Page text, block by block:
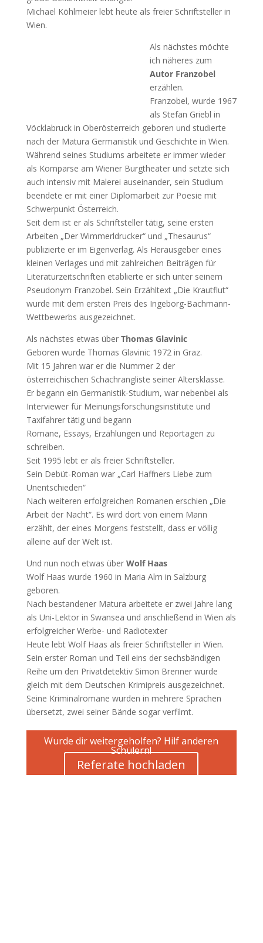
Michael Köhlmeier lebt heute als freier Schriftsteller in
Wien.
Als nächstes möchte
ich näheres zum
Autor Franzobel
erzählen.
Franzobel, wurde 1967
als Stefan Griebl in
Vöcklabruck in Oberösterreich geboren und studierte
nach der Matura Germanistik und Geschichte in Wien.
Während seines Studiums arbeitete er immer wieder
als Komparse am Wiener Burgtheater und setzte sich
auch intensiv mit Malerei auseinander, sein Studium
beendete er mit einer Diplomarbeit zur Poesie mit
Schwerpunkt Österreich.
Seit dem ist er als Schriftsteller tätig, seine ersten
Arbeiten „Der Wimmerldrucker“ und „Thesaurus“
publizierte er im Eigenverlag. Als Herausgeber eines
kleinen Verlages und mit zahlreichen Beiträgen für
Literaturzeitschriften etablierte er sich unter seinem
Pseudonym Franzobel. Sein Erzähltext „Die Krautflut“
wurde mit dem ersten Preis des Ingeborg-Bachmann-
Wettbewerbs ausgezeichnet.
Als nächstes etwas über Thomas Glavinic
Geboren wurde Thomas Glavinic 1972 in Graz.
Mit 15 Jahren war er die Nummer 2 der
österreichischen Schachrangliste seiner Altersklasse.
Er begann ein Germanistik-Studium, war nebenbei als
Interviewer für Meinungsforschungsinstitute und
Taxifahrer tätig und begann
Romane, Essays, Erzählungen und Reportagen zu
schreiben.
Seit 1995 lebt er als freier Schriftsteller.
Sein Debüt-Roman war „Carl Haffners Liebe zum
Unentschieden“
Nach weiteren erfolgreichen Romanen erschien „Die
Arbeit der Nacht“. Es wird dort von einem Mann
erzählt, der eines Morgens feststellt, dass er völlig
alleine auf der Welt ist.
Und nun noch etwas über Wolf Haas
Wolf Haas wurde 1960 in Maria Alm in Salzburg
geboren.
Nach bestandener Matura arbeitete er zwei Jahre lang
als Uni-Lektor in Swansea und anschließend in Wien als
erfolgreicher Werbe- und Radiotexter
Heute lebt Wolf Haas als freier Schriftsteller in Wien.
Sein erster Roman und Teil eins der sechsbändigen
Reihe um den Privatdetektiv Simon Brenner wurde
gleich mit dem Deutschen Krimipreis ausgezeichnet.
Seine Kriminalromane wurden in mehrere Sprachen
übersetzt, zwei seiner Bände sogar verfilmt.
Wurde dir weitergeholfen? Hilf anderen
Schülern!
Referate hochladen